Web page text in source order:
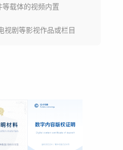
载体的视频内置
视剧等影视作品或栏目